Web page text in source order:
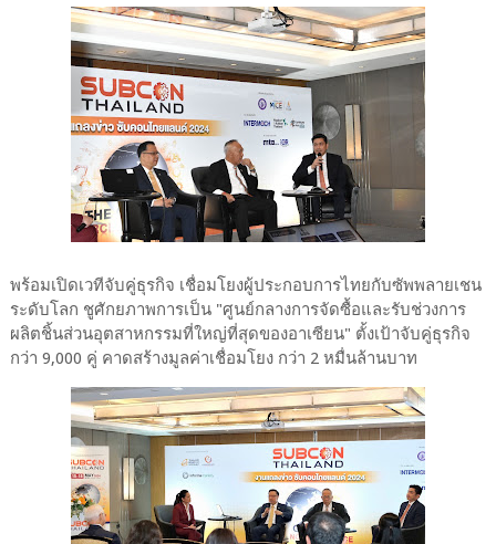
พร้อมเปิดเวทีจับคู่ธุรกิจ เชื่อมโยงผู้ประกอบการไทยกับซัพพลายเชน
ระดับโลก ชูศักยภาพการเป็น "ศูนย์กลางการจัดซื้อและรับช่วงการ
ผลิตชิ้นส่วนอุตสาหกรรมที่ใหญ่ที่สุดของอาเซียน" ตั้งเป้าจับคู่ธุรกิจ
กว่า 9,000 คู่ คาดสร้างมูลค่าเชื่อมโยง กว่า 2 หมื่นล้านบาท